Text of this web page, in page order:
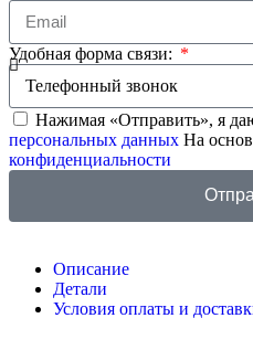
Удобная форма связи:
Нажимая «Отправить», я
персональных данных На
конфиденциальности
Описание
Детали
Условия оплаты и